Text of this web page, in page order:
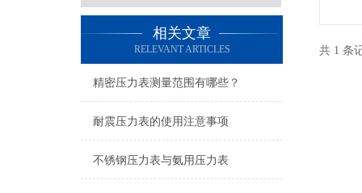
相关文章
RELEVANT ARTICLES
精密压力表测量范围有哪些？
耐震压力表的使用注意事项
不锈钢压力表与氨用压力表
共 1 条